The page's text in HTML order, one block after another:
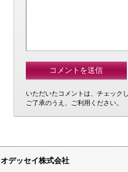
いただいたコメントは、チェック
ご了承のうえ、ご利用ください。
オデッセイ株式会社